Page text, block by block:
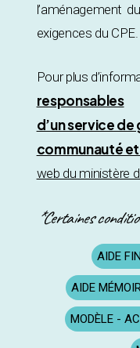
l’aménagement
exigences du CPE.
Pour plus
responsables
d’un service
communauté
web du ministère
*Certaines
AIDE
AIDE
MODÈLE -